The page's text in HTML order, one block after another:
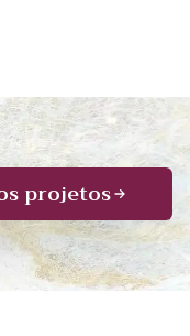
projetos